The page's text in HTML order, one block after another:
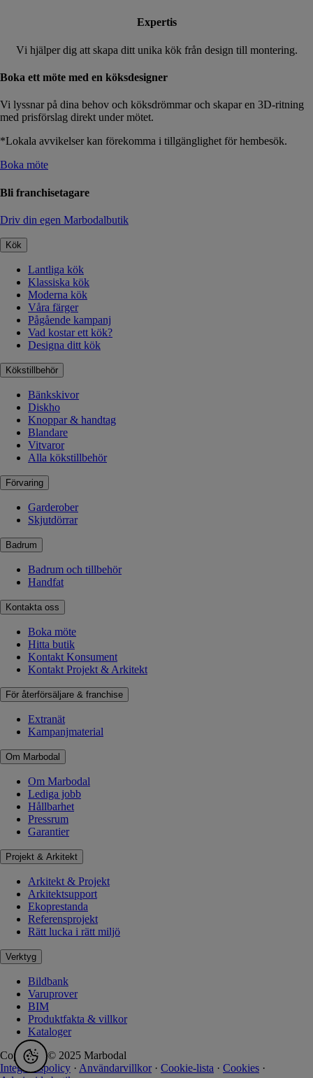
Expertis
Vi hjälper dig att skapa ditt unika kök från design till montering.
Boka ett möte med en köksdesigner
Vi lyssnar på dina behov och köksdrömmar och skapar en 3D-ritning
med prisförslag direkt under mötet.
*Lokala avvikelser kan förekomma i tillgänglighet för hembesök.
Boka möte
Bli franchisetagare
Driv din egen Marbodalbutik
Kök
Lantliga kök
Klassiska kök
Moderna kök
Våra färger
Pågående kampanj
Vad kostar ett kök?
Designa ditt kök
Kökstillbehör
Bänkskivor
Diskho
Knoppar & handtag
Blandare
Vitvaror
Alla kökstillbehör
Förvaring
Garderober
Skjutdörrar
Badrum
Badrum och tillbehör
Handfat
Kontakta oss
Boka möte
Hitta butik
Kontakt Konsument
Kontakt Projekt & Arkitekt
För återförsäljare & franchise
Extranät
Kampanjmaterial
Om Marbodal
Om Marbodal
Lediga jobb
Hållbarhet
Pressrum
Garantier
Projekt & Arkitekt
Arkitekt & Projekt
Arkitektsupport
Ekoprestanda
Referensprojekt
Rätt lucka i rätt miljö
Verktyg
Bildbank
Varuprover
BIM
Produktfakta & villkor
Kataloger
Copyright © 2025 Marbodal
Integritetspolicy · Användarvillkor · Cookie-lista · Cookies ·